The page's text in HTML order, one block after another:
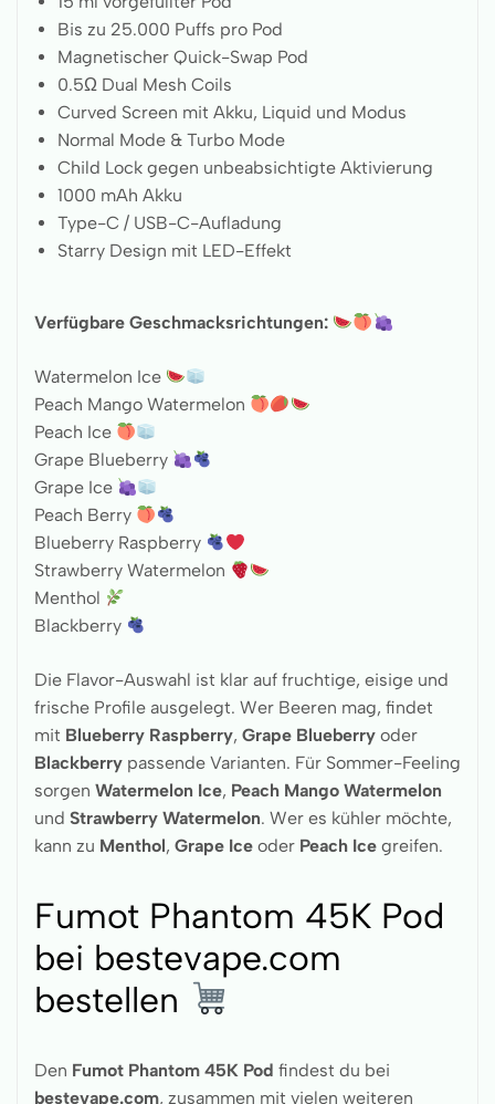
Bis zu 25.000 Puffs pro Pod
Magnetischer Quick-Swap Pod
0.5Ω Dual Mesh Coils
Curved Screen mit Akku, Liquid und Modus
Normal Mode & Turbo Mode
Child Lock gegen unbeabsichtigte Aktivierung
1000 mAh Akku
Type-C / USB-C-Aufladung
Starry Design mit LED-Effekt
Verfügbare Geschmacksrichtungen:
Watermelon Ice
Peach Mango Watermelon
Peach Ice
Grape Blueberry
Grape Ice
Peach Berry
Blueberry Raspberry
Strawberry Watermelon
Menthol
Blackberry
Die Flavor-Auswahl ist klar auf fruchtige, eisige und
frische Profile ausgelegt. Wer Beeren mag, findet
mit Blueberry Raspberry, Grape Blueberry oder
Blackberry passende Varianten. Für Sommer-Feeling
sorgen Watermelon Ice, Peach Mango Watermelon
und Strawberry Watermelon. Wer es kühler möchte,
kann zu Menthol, Grape Ice oder Peach Ice greifen.
Fumot Phantom 45K Pod
bei bestevape.com
bestellen
Den Fumot Phantom 45K Pod findest du bei
bestevape.com, zusammen mit vielen weiteren